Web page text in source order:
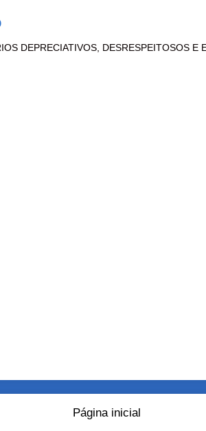
DEPRECIATIVOS, DESRESPEITOSOS E
Página inicial